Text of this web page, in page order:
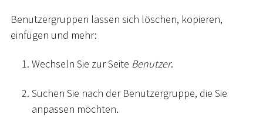
Benutzergruppen lassen sich löschen, kopieren,
einfügen und mehr:
Wechseln Sie zur Seite Benutzer.
Suchen Sie nach der Benutzergruppe, die Sie
anpassen möchten.